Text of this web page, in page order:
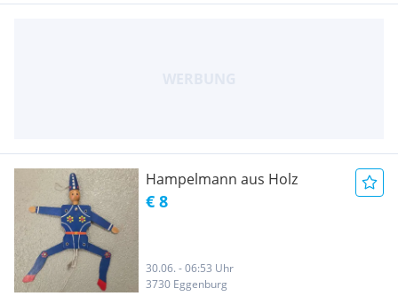
Hampelmann aus Holz
€ 8
30.06. - 06:53 Uhr
3730 Eggenburg